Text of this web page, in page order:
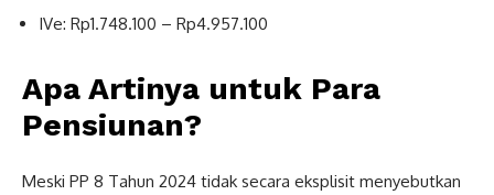
IVe: Rp1.748.100 – Rp4.957.100
Apa Artinya untuk Para
Pensiunan?
Meski PP 8 Tahun 2024 tidak secara eksplisit menyebutkan